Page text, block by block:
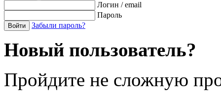
Логин / email
Пароль
Войти Забыли пароль?
Новый пользователь?
Пройдите не сложную